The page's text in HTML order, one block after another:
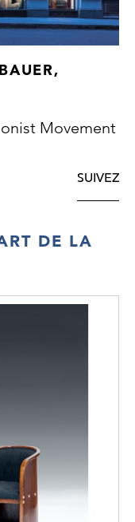
USA
Movement
SUIVEZ
DE LA